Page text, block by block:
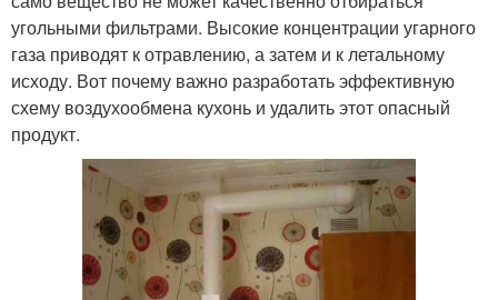
угольными фильтрами. Высокие концентрации угарного
газа приводят к отравлению, а затем и к летальному
исходу. Вот почему важно разработать эффективную
схему воздухообмена кухонь и удалить этот опасный
продукт.